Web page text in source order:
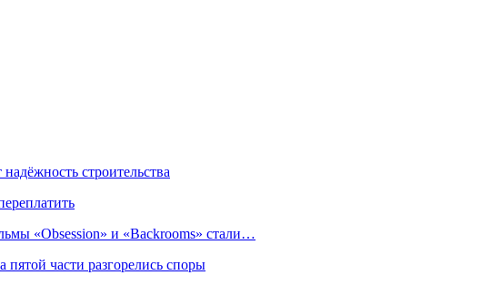
строительства
«Obsession» и «Backrooms» стали…
части разгорелись споры